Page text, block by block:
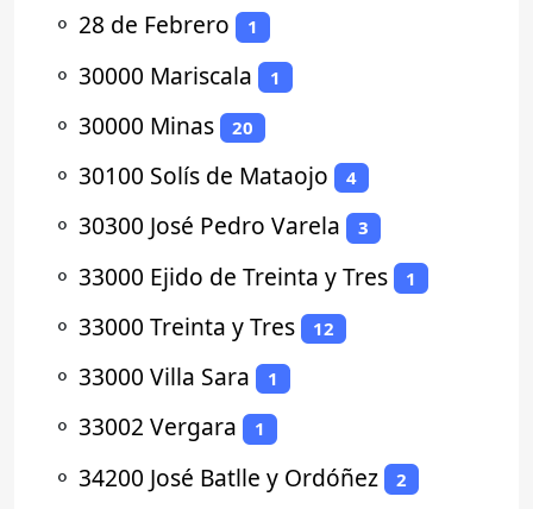
⚬ 28 de Febrero 1
⚬ 30000 Mariscala 1
⚬ 30000 Minas 20
⚬ 30100 Solís de Mataojo 4
⚬ 30300 José Pedro Varela 3
⚬ 33000 Ejido de Treinta y Tres 1
⚬ 33000 Treinta y Tres 12
⚬ 33000 Villa Sara 1
⚬ 33002 Vergara 1
⚬ 34200 José Batlle y Ordóñez 2